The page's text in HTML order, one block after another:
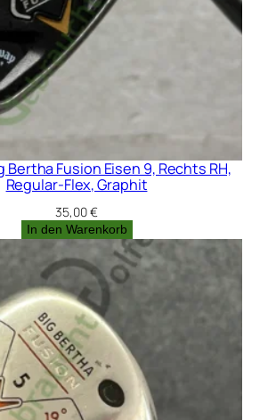
Bertha Fusion Eisen 9, Rechts RH,
Regular-Flex, Graphit
35,00€
In den Warenkorb